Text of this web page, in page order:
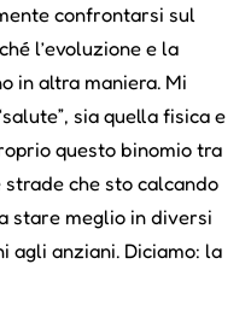
confrontarsi sul
l’evoluzione e la
in altra maniera. Mi
sia quella fisica e
questo binomio tra
che sto calcando
stare meglio in diversi
agli anziani. Diciamo: la